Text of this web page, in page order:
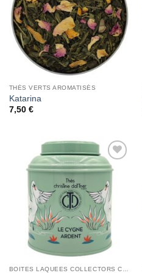
THÉS VERTS AROMATISÉS
Katarina
7,50 €
Add to